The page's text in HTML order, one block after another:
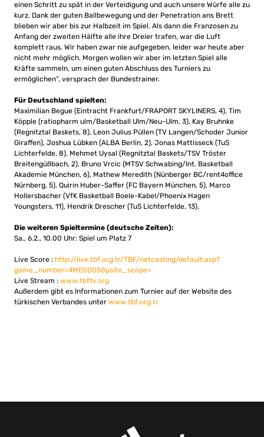
einen Schritt zu spät in der Verteidigung und auch unsere Würfe alle zu
kurz. Dank der guten Ballbewegung und der Penetration ans Brett
blieben wir aber bis zur Halbzeit im Spiel. Als dann die Franzosen zu
Anfang der zweiten Hälfte alle ihre Dreier trafen, war die Luft
komplett raus. Wir haben zwar nie aufgegeben, leider war heute aber
nicht mehr möglich. Morgen wollen wir aber im letzten Spiel alle
Kräfte sammeln, um einen guten Abschluss des Turniers zu
ermöglichen“, versprach der Bundestrainer.
Für Deutschland spielten:
Maximilian Begue (Eintracht Frankfurt/FRAPORT SKYLINERS, 4), Tim
Köpple (ratiopharm ulm/Basketball Ulm/Neu-Ulm, 3), Kay Bruhnke
(Regnitztal Baskets, 8), Leon Julius Püllen (TV Langen/Schoder Junior
Giraffen), Joshua Lübken (ALBA Berlin, 2), Jonas Mattisseck (TuS
Lichterfelde, 8), Mehmet Uysal (Regnitztal Baskets/TSV Tröster
Breitengüßbach, 2), Bruno Vrcic (MTSV Schwabing/Int. Basketball
Akademie München, 6), Mathew Meredith (Nünberger BC/rent4office
Nürnberg, 5), Quirin Huber-Saffer (FC Bayern München, 5), Marco
Hollersbacher (VfK Basketball Boele-Kabel/Phoenix Hagen
Youngsters, 11), Hendrik Drescher (TuS Lichterfelde, 13).
Die weiteren Spieltermine (deutsche Zeiten):
Sa., 6.2., 10.00 Uhr: Spiel um Platz 7
Live Score : http://live.tbf.org.tr/TBF/netcasting/default.asp?
game_number=4ME00058µsite_scope=
Live Stream : www.tbftv.org
Außerdem gibt es Informationen zum Turnier auf der Website des
türkischen Verbandes unter www.tbf.org.tr